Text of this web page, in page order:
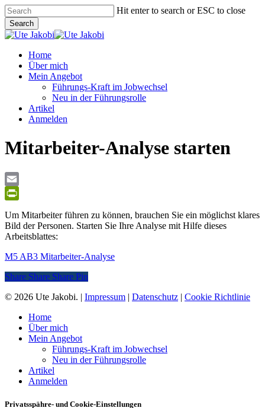
Skip
to
main
content
Hit enter to search or ESC to close
Search
Close
Menu
Home
Über mich
Mein Angebot
Führungs-Kraft im Jobwechsel
Neu in der Führungsrolle
Artikel
Anmelden
Mitarbeiter-Analyse starten
Email
Um Mitarbeiter führen zu können, brauchen Sie ein möglichst klares
Bild der Personen. Starten Sie Ihre Analyse mit Hilfe dieses
Arbeitsblattes:
M5 AB3 Mitarbeiter-Analyse
Share
Share Share Share Pin
© 2026 Ute Jakobi. | Impressum | Datenschutz | Cookie Richtlinie
Close
Menu
Home
Über mich
Mein Angebot
Führungs-Kraft im Jobwechsel
Neu in der Führungsrolle
Artikel
Anmelden
Privatsspähre- und Cookie-Einstellungen